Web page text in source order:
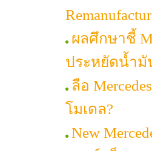
ผลศึกษาชี้
ประหยัดน้ำ
ลือ
โมเดล?
New